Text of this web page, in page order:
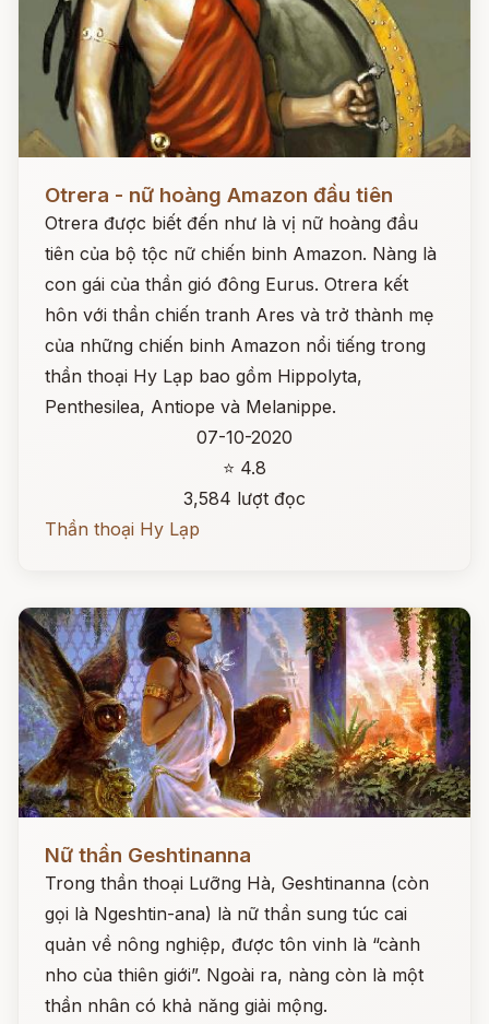
Otrera - nữ hoàng Amazon đầu tiên
Otrera được biết đến như là vị nữ hoàng đầu
tiên của bộ tộc nữ chiến binh Amazon. Nàng là
con gái của thần gió đông Eurus. Otrera kết
hôn với thần chiến tranh Ares và trở thành mẹ
của những chiến binh Amazon nổi tiếng trong
thần thoại Hy Lạp bao gồm Hippolyta,
Penthesilea, Antiope và Melanippe.
07-10-2020
⭐ 4.8
3,584 lượt đọc
Thần thoại Hy Lạp
Nữ thần Geshtinanna
Trong thần thoại Lưỡng Hà, Geshtinanna (còn
gọi là Ngeshtin-ana) là nữ thần sung túc cai
quản về nông nghiệp, được tôn vinh là “cành
nho của thiên giới”. Ngoài ra, nàng còn là một
thần nhân có khả năng giải mộng.